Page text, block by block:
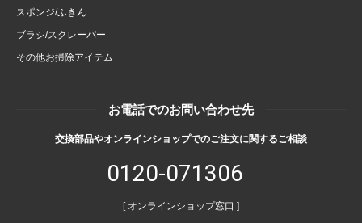
スポンジ/ふきん
ブラシ/スクレーパー
その他お掃除アイテム
お電話でのお問い合わせ先
交換部品やオンラインショップでのご注文に関するご相談
0120-071306
[ オンラインショップ窓口 ]